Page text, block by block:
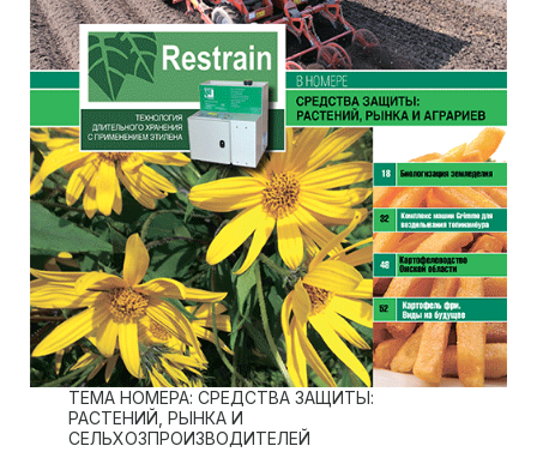
ТЕМА НОМЕРА: СРЕДСТВА ЗАЩИТЫ:
РАСТЕНИЙ, РЫНКА И
СЕЛЬХОЗПРОИЗВОДИТЕЛЕЙ